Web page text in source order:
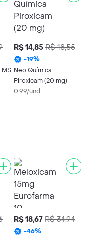
R$ 14,85 R$ 18,55
-19%
Neo Química
Piroxicam (20 mg)
0.99/und
R$ 18,67 R$ 34,94
-46%